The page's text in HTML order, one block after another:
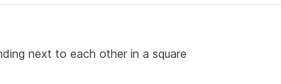
next to each other in a square